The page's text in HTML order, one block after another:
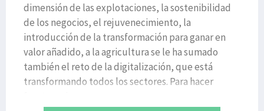
dimensión de las explotaciones, la sostenibilidad
de los negocios, el rejuvenecimiento, la
introducción de la transformación para ganar en
valor añadido, a la agricultura se le ha sumado
también el reto de la digitalización, que está
transformando todos los sectores. Para hacer